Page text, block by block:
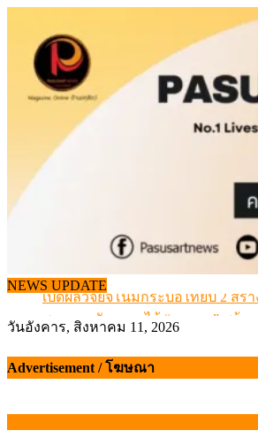
content
NEWS UPDATE
สุดอั้น! ไข่ไก่หน้าฟาร์มปรับขึ้นอีก 6
เปิดผลวิจัยจีโนมกระบือไทยปี 2 สร้
สภาการสัตวบาลได้ “นายกฯ” พร้
เมื่อเกษตรกรถูกมองเป็นผู้ร้ายเบื้อ
วันอังคาร, สิงหาคม 11, 2026
Advertisement / โฆษณา